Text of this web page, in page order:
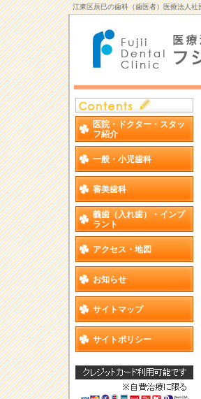
江東区辰巳の歯科（歯医者）医療法人
医院・ドクター・スタッ
フ紹介
一般・小児歯科
審美歯科
義歯（入れ歯）・インプ
ラント
アクセス・地図
お知らせ
サイトマップ
サイトポリシー